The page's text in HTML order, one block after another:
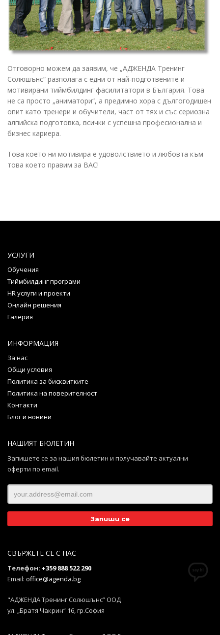
Отговорно можем да заявим, че „АДЖЕНДА Тренинг
Солюшънс“ разполага с едни от най-подготвените и
мотивирани тиймбилдинг фасилитатори в България. Това
не са просто „аниматори“, а предимно хора с дългогодишен
опит като тренери и обучители, част от тях и със сериозна
алпийска подготовка, всички с успешна професионална и
бизнес кариера.
Това което ни мотивира е удоволствието и любовта към
това което правим за ВАС!
УСЛУГИ
Обучения
Тиймбилдинг програми
HR услуги и проекти
Онлайн решения
Галерия
ИНФОРМАЦИЯ
За нас
Общи условия
Политика за бисквитките
Политика на поверителност
Контакти
Блог и новини
НАШИЯТ БЮЛЕТИН
Запишете се за нашия бюлетин и получавайте актуални
оферти по email.
СВЪРЖЕТЕ СЕ С НАС
Телефон: +359 888 522 290
Email: office@agenda.bg
"АДЖЕНДА Тренинг Солюшънс” ООД
ул. „Братя Чакрин“ 16, гр.София